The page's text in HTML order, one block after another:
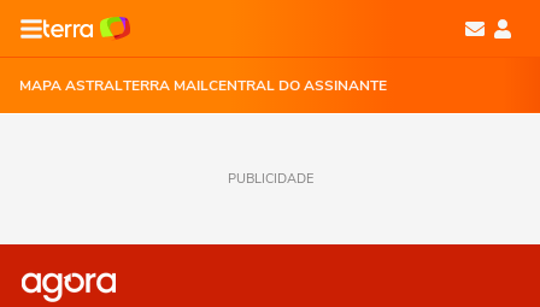
MAPA ASTRALTERRA MAILCENTRAL DO ASSINANTE
PUBLICIDADE